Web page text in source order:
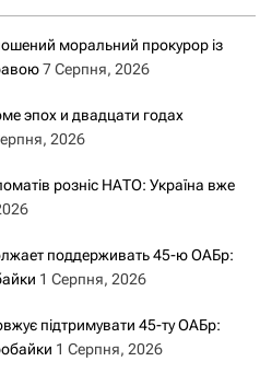
моральний прокурор із
7 Серпня, 2026
эпох и двадцати годах
2026
розніс НАТО: Україна вже
поддерживать 45-ю ОАБр:
1 Серпня, 2026
підтримувати 45-ту ОАБр:
1 Серпня, 2026